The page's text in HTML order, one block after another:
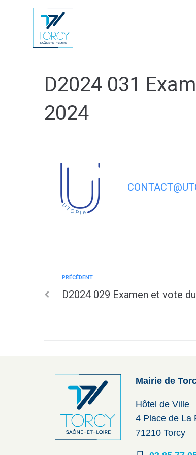
D2024 031
2024
PRÉCÉDENT
D2024 029 Examen et vote
Mairie de
Hôtel de Ville
4 Place de La
71210 Torcy